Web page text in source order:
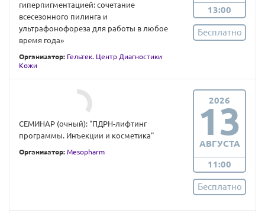
гиперпигментацией: сочетание
всесезонного пилинга и
ультрафонофореза для работы в любое
время года»
Организатор: Гельтек. Центр Диагностики
Кожи
13:00
Бесплатно
СЕМИНАР (очный): "ПДРН-лифтинг
программы. Инъекции и косметика"
Организатор: Mesopharm
2026
13
АВГУСТА
11:00
Бесплатно